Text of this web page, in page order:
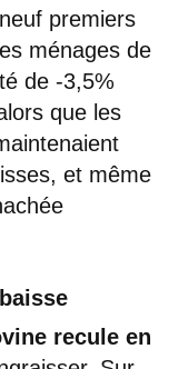
premiers
ménages de
de -3,5%
que les
et même
recule en